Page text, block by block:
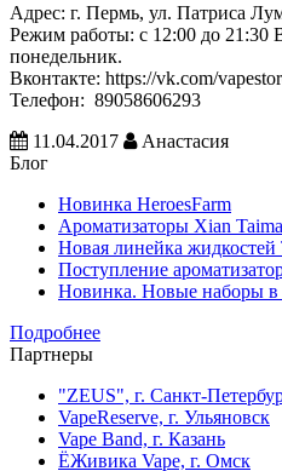
Адрес: г. Пермь, ул. Патриса
Режим работы: с 12:00 до 21:30
понедельник.
Вконтакте: https://vk.com/
Телефон: 89058606293
11.04.2017
Анастасия
Блог
Новинка HeroesFarm
Ароматизаторы Xian
Новая линейка жидкостей
Поступление
Новинка. Новые наборы в
Подробнее
Партнеры
"ZEUS", г. Санкт-
VapeReserve, г. Ульяновск
Vape Band, г. Казань
ЁЖивика Vape, г. Омск